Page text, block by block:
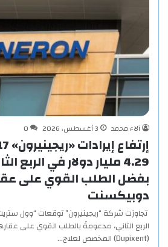
آلاء محمد
3 أغسطس، 2026 0
بفضل الطلب القوي على
دوبيكسنت
تجاوزت شركة “ريجينيرون” توقعات “وول
الربع الثاني، مدعومةً بالطلب القوي على
(Dupixent) المخصص لعلاج…